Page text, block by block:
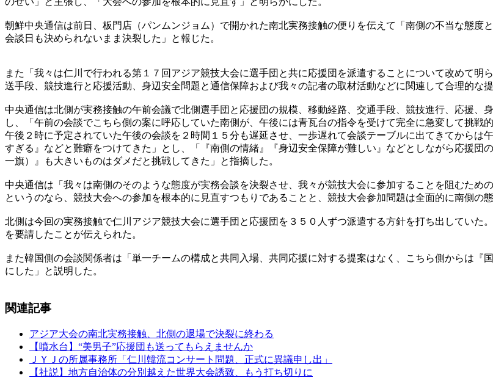
朝鮮中央通信は前日、板門店（パンムンジョム）で開かれた南北実務接触の便りを伝えて「南側の不当な態
会談日も決められないまま決裂した」と報じた。
また「我々は仁川で行われる第１７回アジア競技大会に選手団と共に応援団を派遣することについて改めて
送手段、競技進行と応援活動、身辺安全問題と通信保障および我々の記者の取材活動などに関連して合理的な
中央通信は北側が実務接触の午前会議で北側選手団と応援団の規模、移動経路、交通手段、競技進行、応援、
し、「午前の会談でこちら側の案に呼応していた南側が、午後には青瓦台の指令を受けて完全に急変して挑戦
午後２時に予定されていた午後の会談を２時間１５分も遅延させ、一歩遅れて会談テーブルに出てきてからは
すぎる』などと難癖をつけてきた」とし、「『南側の情緒』『身辺安全保障が難しい』などとしながら応援
一旗）』も大きいものはダメだと挑戦してきた」と指摘した。
中央通信は「我々は南側のそのような態度が実務会談を決裂させ、我々が競技大会に参加することを阻むため
というのなら、競技大会への参加を根本的に見直すつもりであることと、競技大会参加問題は全面的に南側の
北側は今回の実務接触で仁川アジア競技大会に選手団と応援団を３５０人ずつ派遣する方針を打ち出していた
を要請したことが伝えられた。
また韓国側の会談関係者は「単一チームの構成と共同入場、共同応援に対する提案はなく、こちら側からは
にした」と説明した。
関連記事
アジア大会の南北実務接触、北側の退場で決裂に終わる
【噴水台】“美男子”応援団も送ってもらえませんか
ＪＹＪの所属事務所「仁川韓流コンサート問題、正式に異議申し出」
【社説】地方自治体の分別越えた世界大会誘致、もう打ち切りに